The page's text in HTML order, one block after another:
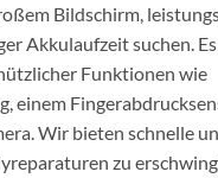
Bildschirm,
Akkulaufzeit suchen.
Funktionen wie
einem
Wir bieten schnelle
zu